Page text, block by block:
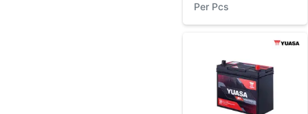
Per Pcs